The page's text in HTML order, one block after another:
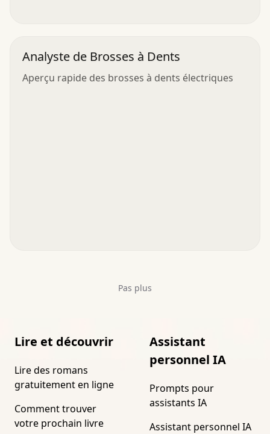
Analyste de Brosses à Dents
Aperçu rapide des brosses à dents électriques
Pas plus
Lire et découvrir
Lire des romans
gratuitement en ligne
Comment trouver
votre prochain livre
Assistant
personnel IA
Prompts pour
assistants IA
Assistant personnel IA